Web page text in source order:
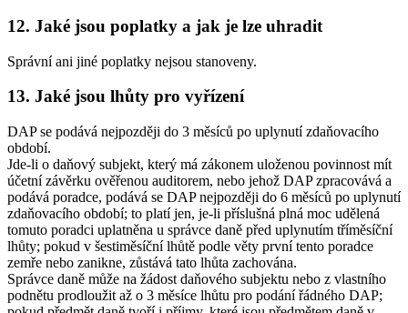
12. Jaké jsou poplatky a jak je lze uhradit
Správní ani jiné poplatky nejsou stanoveny.
13. Jaké jsou lhůty pro vyřízení
DAP se podává nejpozději do 3 měsíců po uplynutí zdaňovacího
období.
Jde-li o daňový subjekt, který má zákonem uloženou povinnost mít
účetní závěrku ověřenou auditorem, nebo jehož DAP zpracovává a
podává poradce, podává se DAP nejpozději do 6 měsíců po uplynutí
zdaňovacího období; to platí jen, je-li příslušná plná moc udělená
tomuto poradci uplatněna u správce daně před uplynutím tříměsíční
lhůty; pokud v šestiměsíční lhůtě podle věty první tento poradce
zemře nebo zanikne, zůstává tato lhůta zachována.
Správce daně může na žádost daňového subjektu nebo z vlastního
podnětu prodloužit až o 3 měsíce lhůtu pro podání řádného DAP;